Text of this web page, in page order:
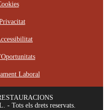
Laboral
- Tots els drets reservats.